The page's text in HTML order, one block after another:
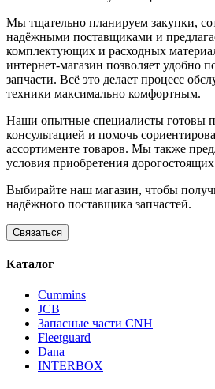
Мы тщательно планируем закупки,
надёжными поставщиками и
комплектующих и расходных
интернет-магазин позволяет удобно
запчасти. Всё это делает процесс
техники максимально комфортным.
Наши опытные специалисты готовы
консультацией и помочь
ассортименте товаров. Мы также
условия приобретения
Выбирайте наш магазин, чтобы
надёжного поставщика запчастей.
Связаться
Каталог
Cummins
JCB
Запасные части CNH
Fleetguard
Dana
INTERBOX